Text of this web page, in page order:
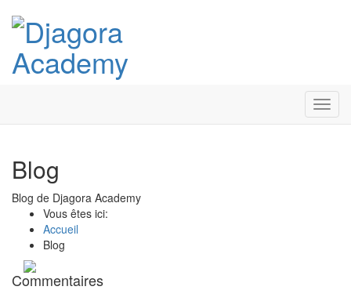
Blog
Blog de Djagora Academy
Vous êtes ici:
Accueil
Blog
Commentaires